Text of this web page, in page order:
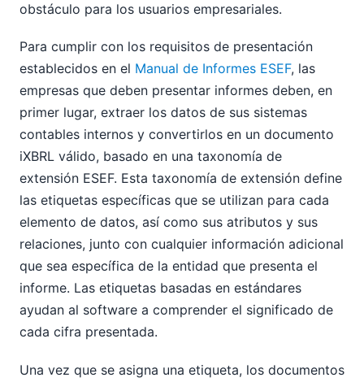
obstáculo para los usuarios empresariales.
Para cumplir con los requisitos de presentación
establecidos en el Manual de Informes ESEF, las
empresas que deben presentar informes deben, en
primer lugar, extraer los datos de sus sistemas
contables internos y convertirlos en un documento
iXBRL válido, basado en una taxonomía de
extensión ESEF. Esta taxonomía de extensión define
las etiquetas específicas que se utilizan para cada
elemento de datos, así como sus atributos y sus
relaciones, junto con cualquier información adicional
que sea específica de la entidad que presenta el
informe. Las etiquetas basadas en estándares
ayudan al software a comprender el significado de
cada cifra presentada.
Una vez que se asigna una etiqueta, los documentos